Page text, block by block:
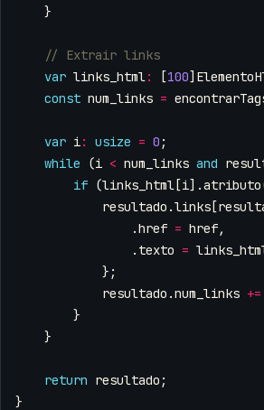
}
var links_html: [100]
const num_links =
var i: usize = 0 ;
while
(i < num_links and
if (links_html [i].atributo
resultado .links [
.href = href,
. texto =
};
resultado .num_links +=
}
}
return resultado ;
}